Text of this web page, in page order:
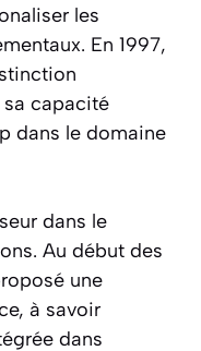
les
En 1997,
capacité
dans le domaine
dans le
Au début des
une
à savoir
dans